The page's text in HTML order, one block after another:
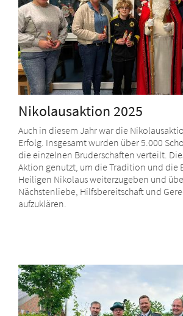
Nikolausaktion 2025
Auch in diesem Jahr war die
Erfolg. Insgesamt wurden über 5.000
die einzelnen Bruderschaften verteilt.
Aktion genutzt, um die Tradition und die
Heiligen Nikolaus weiterzugeben und
Nächstenliebe, Hilfsbereitschaft und
aufzuklären.